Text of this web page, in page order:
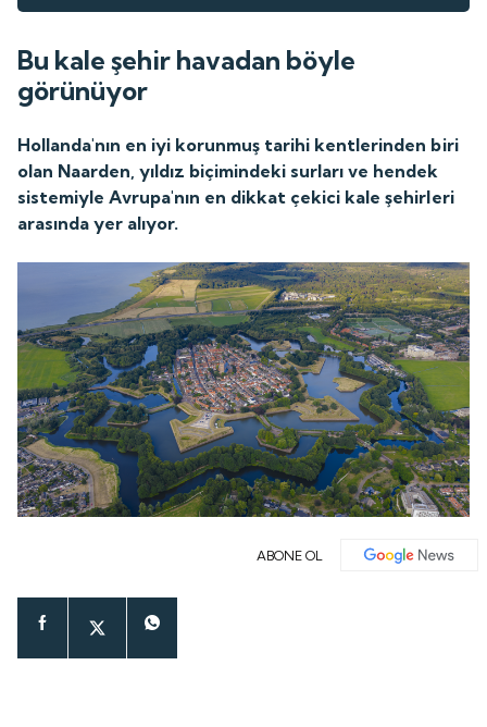
Bu kale şehir havadan böyle
görünüyor
Hollanda'nın en iyi korunmuş tarihi kentlerinden biri
olan Naarden, yıldız biçimindeki surları ve hendek
sistemiyle Avrupa'nın en dikkat çekici kale şehirleri
arasında yer alıyor.
ABONE OL